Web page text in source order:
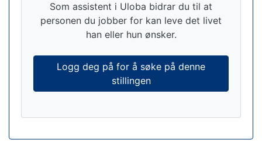
Som assistent i Uloba bidrar du til at
personen du jobber for kan leve det livet
han eller hun ønsker.
Logg deg på for å søke på denne
stillingen